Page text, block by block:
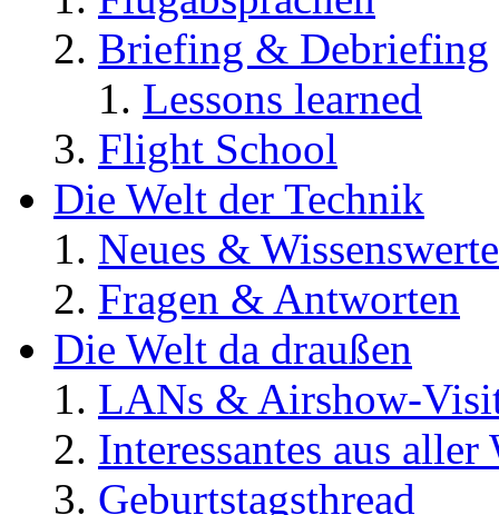
Briefing & Debriefing
Lessons learned
Flight School
Die Welt der Technik
Neues &
Fragen & Antworten
Die Welt da draußen
LANs & Airshow-
Interessantes aus aller
Geburtstagsthread